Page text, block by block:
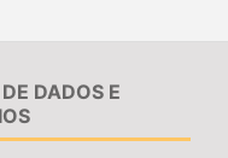
DADOS E